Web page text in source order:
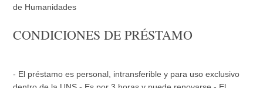
de Humanidades
CONDICIONES DE PRÉSTAMO
- El préstamo es personal, intransferible y para uso exclusivo